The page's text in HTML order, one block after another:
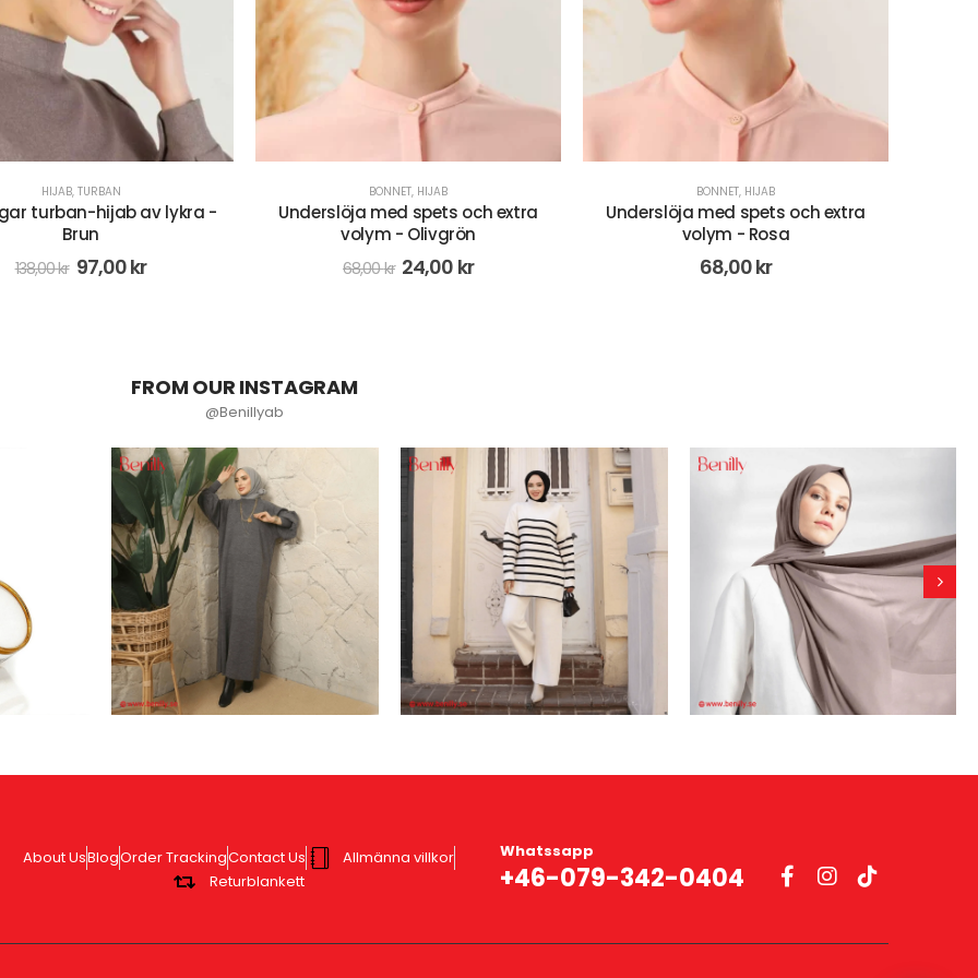
BONNET,HIJAB
med spets och extra
volym - Olivgrön
68,00kr 24,00kr
BONNET, HIJAB
Underslöja med spets och extra
volym - Rosa
68,00kr
BONNET, HIJAB
Underslöja med spets och extra
volym- Lila/Marinblå
68,00kr
FROM OUR INSTAGRAM
@Benillyab
About UsBlogOrder TrackingContact Us
Allmänna villkor
Returblankett
Whatssapp
+46-079-342-0404